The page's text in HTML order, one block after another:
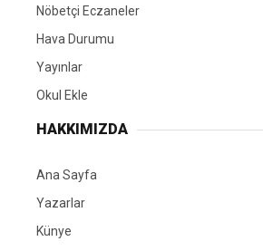
Nöbetçi Eczaneler
Hava Durumu
Yayınlar
Okul Ekle
HAKKIMIZDA
Ana Sayfa
Yazarlar
Künye